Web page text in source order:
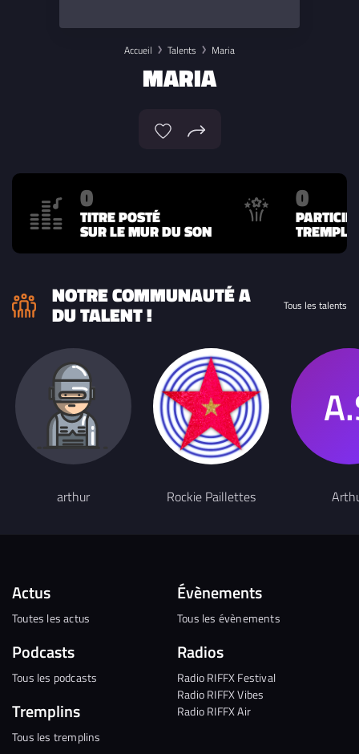
Accueil Talents Maria
MARIA
0
TITRE POSTÉ
SUR LE MUR DU SON
0
NOTRE COMMUNAUTÉ A
DU TALENT ! Tous les talents
arthur Rockie Paillettes
Actus
Toutes les actus
Podcasts
Tous les podcasts
Tremplins
Tous les tremplins
Évènements
Tous les évènements
Radios
Radio RIFFX Festival
Radio RIFFX Vibes
Radio RIFFX Air